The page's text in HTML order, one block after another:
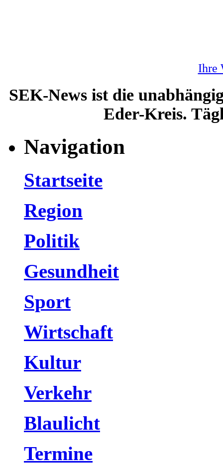
Ihre
SEK-News ist die
Eder-Kreis.
Navigation
Startseite
Region
Politik
Gesundheit
Sport
Wirtschaft
Kultur
Verkehr
Blaulicht
Termine